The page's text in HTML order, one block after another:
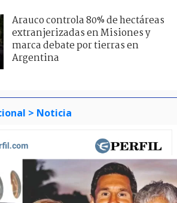
Arauco controla 80% de hectáreas
extranjerizadas en Misiones y
marca debate por tierras en
Argentina
> Noticia